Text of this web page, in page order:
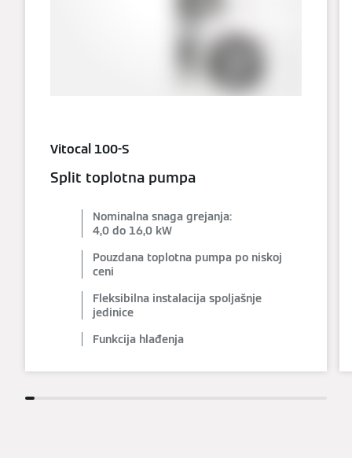
Vitocal 100-S
Split toplotna pumpa
Nominalna snaga grejanja:
4,0 do 16,0 kW
Pouzdana toplotna pumpa po niskoj
ceni
Fleksibilna instalacija spoljašnje
jedinice
Funkcija hlađenja